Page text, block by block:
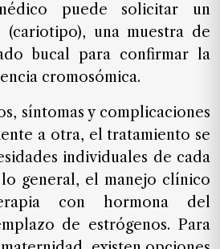
puede solicitar un
(cariotipo), una muestra de
bucal para confirmar la
cromosómica.
síntomas y complicaciones
a otra, el tratamiento se
individuales de cada
general, el manejo clínico
con hormona del
de estrógenos. Para